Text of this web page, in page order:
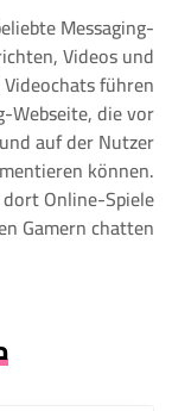
Messaging-
Videos und
führen
Webseite, die vor
auf der Nutzer
können.
Online-Spiele
Gamern chatten.